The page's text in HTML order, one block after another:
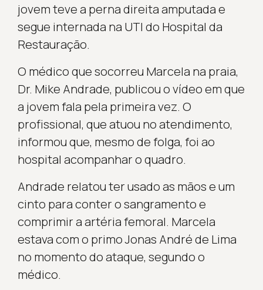
jovem teve a perna direita amputada e
segue internada na UTI do Hospital da
Restauração.
O médico que socorreu Marcela na praia,
Dr. Mike Andrade, publicou o vídeo em que
a jovem fala pela primeira vez. O
profissional, que atuou no atendimento,
informou que, mesmo de folga, foi ao
hospital acompanhar o quadro.
Andrade relatou ter usado as mãos e um
cinto para conter o sangramento e
comprimir a artéria femoral. Marcela
estava com o primo Jonas André de Lima
no momento do ataque, segundo o
médico.